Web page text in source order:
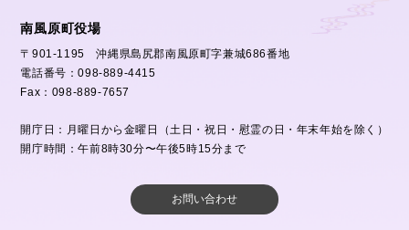
南風原町役場
〒901-1195 沖縄県島尻郡南風原町字兼城686番地
電話番号：098-889-4415
Fax：098-889-7657
開庁日：月曜日から金曜日（土日・祝日・慰霊の日・年末年始を除く）
開庁時間：午前8時30分〜午後5時15分まで
お問い合わせ